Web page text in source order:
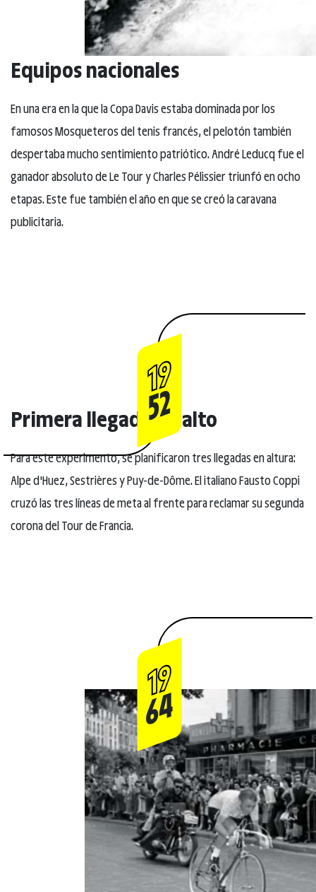
Equipos nacionales
En una era en la que la Copa Davis estaba dominada por los
famosos Mosqueteros del tenis francés, el pelotón también
despertaba mucho sentimiento patriótico. André Leducq fue el
ganador absoluto de Le Tour y Charles Pélissier triunfó en ocho
etapas. Este fue también el año en que se creó la caravana
publicitaria.
19
52
Primera llegada en alto
Para este experimento, se planificaron tres llegadas en altura:
Alpe d'Huez, Sestrières y Puy-de-Dôme. El italiano Fausto Coppi
cruzó las tres líneas de meta al frente para reclamar su segunda
corona del Tour de Francia.
19
64